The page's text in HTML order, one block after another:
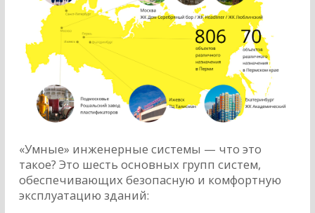
«Умные» инженерные системы — что это
такое? Это шесть основных групп систем,
обеспечивающих безопасную и комфортную
эксплуатацию зданий: